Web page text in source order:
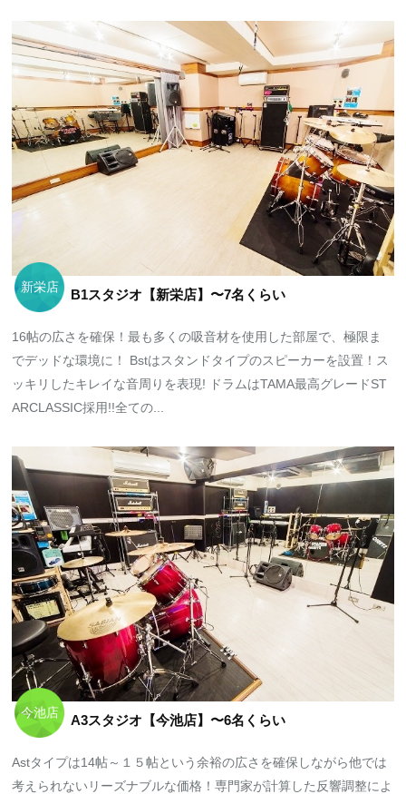
新栄店 B1スタジオ【新栄店】〜7名くらい
16帖の広さを確保！最も多くの吸音材を使用した部屋で、極限ま
でデッドな環境に！ Bstはスタンドタイプのスピーカーを設置！ス
ッキリしたキレイな音周りを表現! ドラムはTAMA最高グレードST
ARCLASSIC採用!!全ての...
今池店 A3スタジオ【今池店】〜6名くらい
Astタイプは14帖～１５帖という余裕の広さを確保しながら他では
考えられないリーズナブルな価格！専門家が計算した反響調整によ